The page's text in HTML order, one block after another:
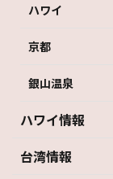
ハワイ
京都
銀山温泉
ハワイ情報
台湾情報